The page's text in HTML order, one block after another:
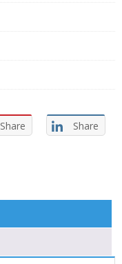
Share Share